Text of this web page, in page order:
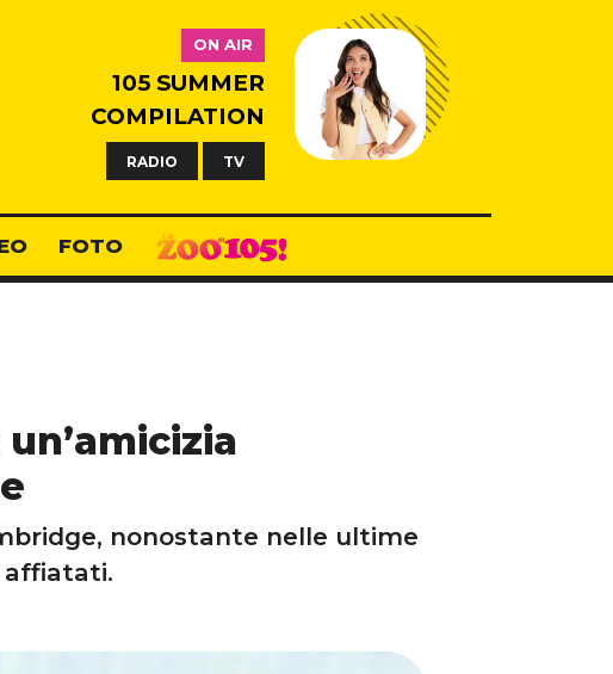
ON AIR
105 SUMMER
COMPILATION
RADIO TV
FOTO
nonostante nelle ultime
affiatati.